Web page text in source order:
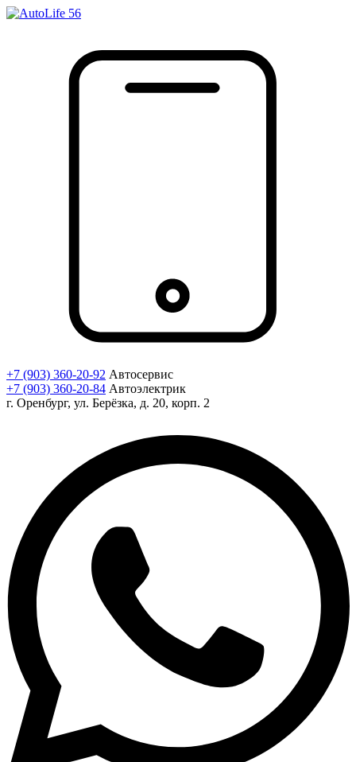
+7 (903) 360-20-92 Автосервис
+7 (903) 360-20-84 Автоэлектрик
г. Оренбург, ул. Берёзка, д. 20, корп. 2